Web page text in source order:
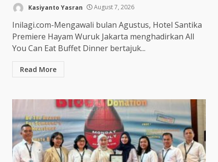
Kasiyanto Yasran August 7, 2026
Inilagi.com-Mengawali bulan Agustus, Hotel Santika
Premiere Hayam Wuruk Jakarta menghadirkan All
You Can Eat Buffet Dinner bertajuk...
Read More